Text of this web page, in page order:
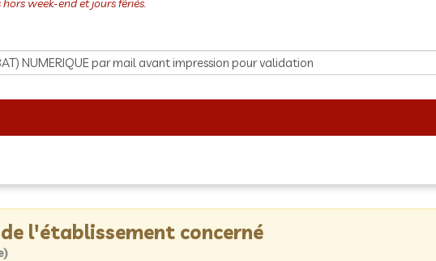
l'établissement concerné